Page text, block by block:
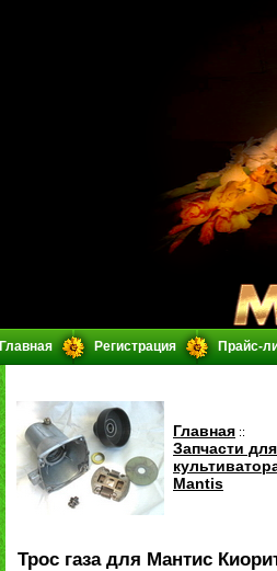
Главная Регистрация Прайс-
Главная ::
Запчасти для
Mantis
Трос газа для Мантис